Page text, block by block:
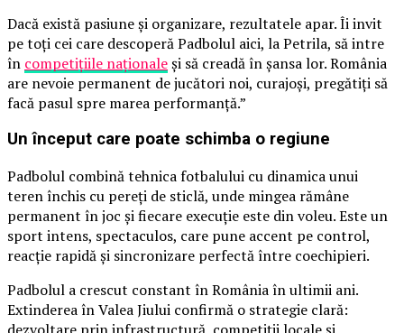
Dacă există pasiune și organizare, rezultatele apar. Îi invit
pe toți cei care descoperă Padbolul aici, la Petrila, să intre
în competițiile naționaleși să creadă în șansa lor. România
are nevoie permanent de jucători noi, curajoși, pregătiți să
facă pasul spre marea performanță.”
Un început care poate schimba o regiune
Padbolul combină tehnica fotbalului cu dinamica unui
teren închis cu pereți de sticlă, unde mingea rămâne
permanent în joc și fiecare execuție este din voleu. Este un
sport intens, spectaculos, care pune accent pe control,
reacție rapidă și sincronizare perfectă între coechipieri.
Padbolul a crescut constant în România în ultimii ani.
Extinderea în Valea Jiului confirmă o strategie clară: